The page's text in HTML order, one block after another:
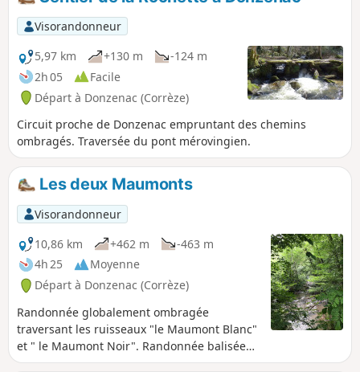
raide sur une route bitumée. On y
croise trois anciens moulins, inactifs à
ce jour mais reflétant la vie d'antan.
ATTENTION zone déboisée entre les
points 3 et 4, impraticable par temps de
pluie
Visorandonneur
5,97 km
+130 m
-124 m
2h 05
Facile
Départ à Donzenac (Corrèze)
Circuit proche de Donzenac empruntant des chemins
ombragés. Traversée du pont mérovingien.
Les deux Maumonts
Visorandonneur
10,86 km
+462 m
-463 m
4h 25
Moyenne
Départ à Donzenac (Corrèze)
Randonnée globalement ombragée
traversant les ruisseaux "le Maumont Blanc"
et " le Maumont Noir". Randonnée balisée
en Jaune au départ de Donzenac.